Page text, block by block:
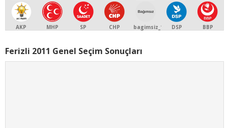
AKP MHP SP CHP bagimsiz_1 DSP BBP
Ferizli 2011 Genel Seçim Sonuçları